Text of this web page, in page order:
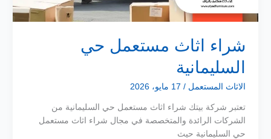
شراء اثاث مستعمل حي
السليمانية
الاثاث المستعمل / 17 مايو، 2026
تعتبر شركة بيتك شراء اثاث مستعمل حي السليمانية من
الشركات الرائدة والمتخصصة في مجال شراء اثاث مستعمل
حي السليمانية حيث